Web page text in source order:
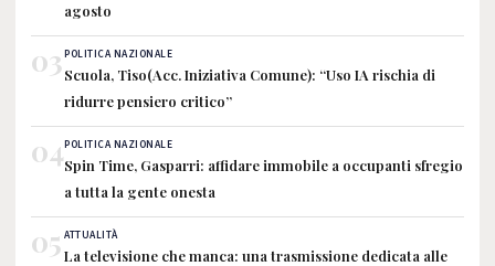
agosto
03POLITICA NAZIONALE
Scuola, Tiso(Acc. Iniziativa Comune): “Uso IA rischia di
ridurre pensiero critico”
04POLITICA NAZIONALE
Spin Time, Gasparri: affidare immobile a occupanti sfregio
a tutta la gente onesta
05 ATTUALITÀ
La televisione che manca: una trasmissione dedicata alle